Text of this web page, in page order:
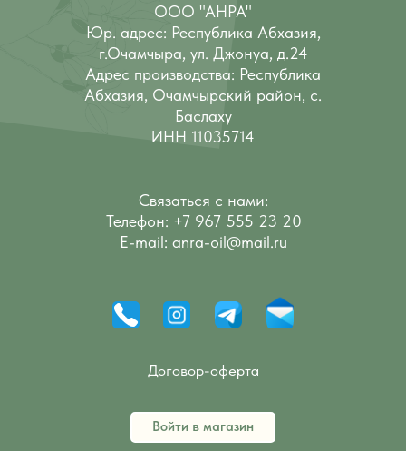
ООО "АНРА"
Юр. адрес: Республика Абхазия,
г.Очамчыра, ул. Джонуа, д.24
Адрес производства: Республика
Абхазия, Очамчырский район, с.
Баслаху
ИНН 11035714
Связаться с нами:
Телефон: +7 967 555 23 20
E-mail: аnra-oil@mail.ru
Договор-оферта
Войти в магазин